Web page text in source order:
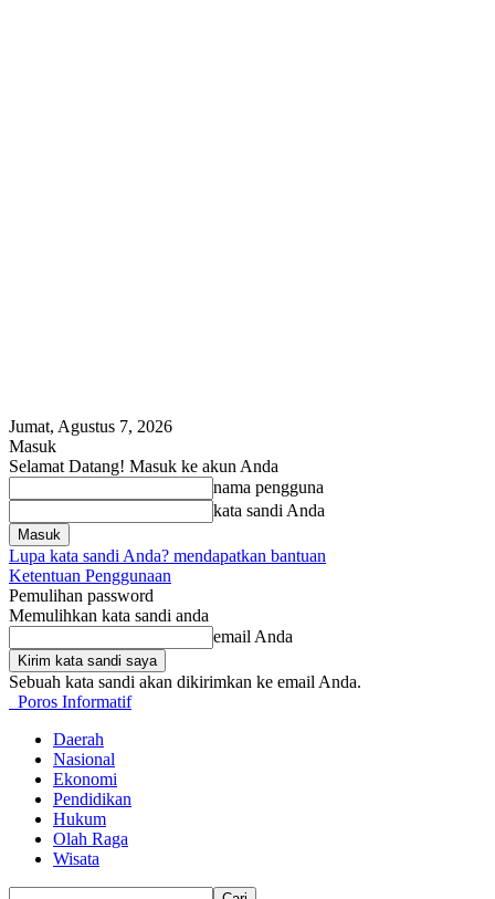
Jumat, Agustus 7, 2026
Masuk
Selamat Datang! Masuk ke akun Anda
nama pengguna
kata sandi Anda
Lupa kata sandi Anda? mendapatkan bantuan
Ketentuan Penggunaan
Pemulihan password
Memulihkan kata sandi anda
email Anda
Sebuah kata sandi akan dikirimkan ke email Anda.
Poros Informatif
Daerah
Nasional
Ekonomi
Pendidikan
Hukum
Olah Raga
Wisata